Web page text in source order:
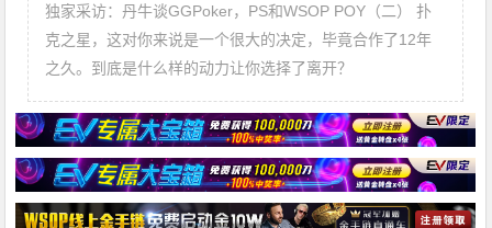
独家采访：丹牛谈GGPoker，PS和WSOP POY（二） 扑
克之星，这对你来说是一个很大的决定，毕竟合作了12年
之久。到底是什么样的动力让你选择了离开？